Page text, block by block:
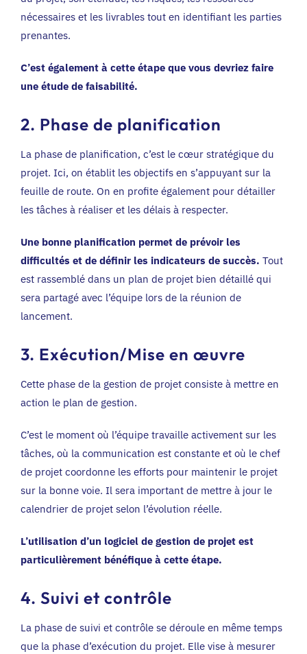
nécessaires et les livrables tout en identifiant les parties
prenantes.
C’est également à cette étape que vous devriez faire
une étude de faisabilité.
2. Phase de planification
La phase de planification, c’est le cœur stratégique du
projet. Ici, on établit les objectifs en s’appuyant sur la
feuille de route. On en profite également pour détailler
les tâches à réaliser et les délais à respecter.
Une bonne planification permet de prévoir les
difficultés et de définir les indicateurs de succès. Tout
est rassemblé dans un plan de projet bien détaillé qui
sera partagé avec l’équipe lors de la réunion de
lancement.
3. Exécution/Mise en œuvre
Cette phase de la gestion de projet consiste à mettre en
action le plan de gestion.
C’est le moment où l’équipe travaille activement sur les
tâches, où la communication est constante et où le chef
de projet coordonne les efforts pour maintenir le projet
sur la bonne voie. Il sera important de mettre à jour le
calendrier de projet selon l’évolution réelle.
L’utilisation d’un logiciel de gestion de projet est
particulièrement bénéfique à cette étape.
4. Suivi et contrôle
La phase de suivi et contrôle se déroule en même temps
que la phase d’exécution du projet. Elle vise à mesurer